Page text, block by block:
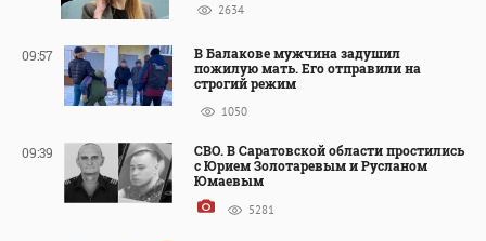
2634
09:57
В Балакове мужчина задушил
пожилую мать. Его отправили на
строгий режим
1050
09:39
СВО. В Саратовской области простились
с Юрием Золотаревым и Русланом
Юмаевым
5281